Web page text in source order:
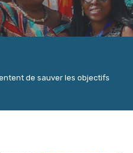
de sauver les objectifs